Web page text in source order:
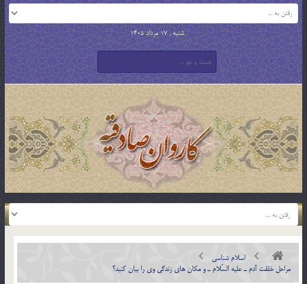
شنبه , 17 مرداد 1405
اسلام شناسی
مراحل خلقت آدم ـ عليه السّلام ـ و مکان هاي زندگي وي را بيان کنيد؟